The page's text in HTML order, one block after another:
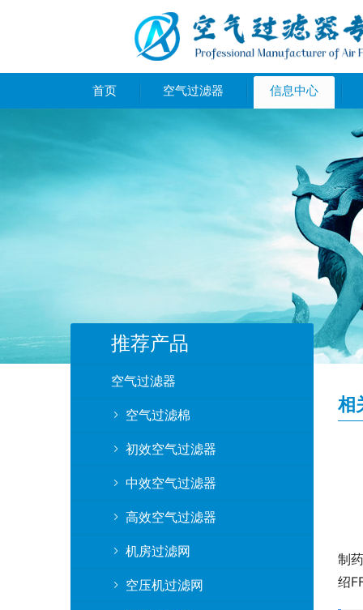
首页 空气过滤器 信息中心
相
制
绍
推荐产品
空气过滤器
空气过滤棉
初效空气过滤器
中效空气过滤器
高效空气过滤器
机房过滤网
空压机过滤网